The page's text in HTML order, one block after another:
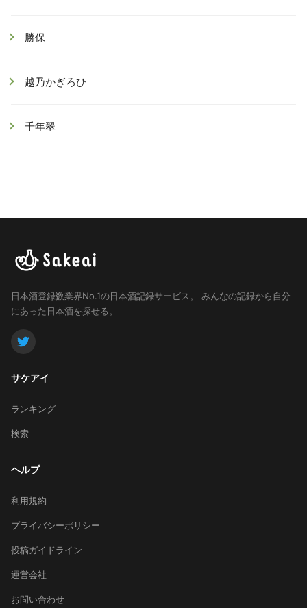
勝保
越乃かぎろひ
千年翠
日本酒登録数業界No.1の日本酒記録サービス。
みんなの記録から自分
にあった日本酒を探せる。
サケアイ
ランキング
検索
ヘルプ
利用規約
プライバシーポリシー
投稿ガイドライン
運営会社
お問い合わせ